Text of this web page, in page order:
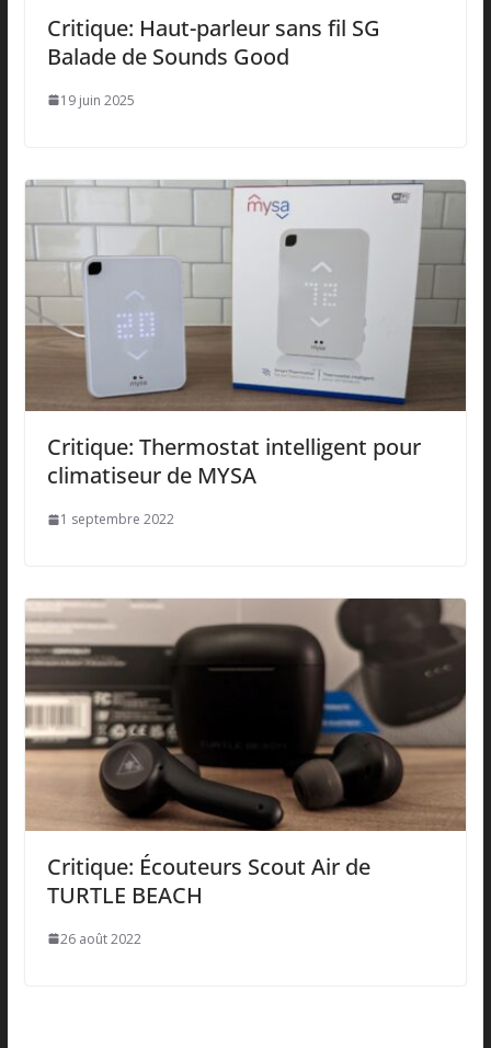
Critique: Haut-parleur sans fil SG
Balade de Sounds Good
19 juin 2025
Critique: Thermostat intelligent pour
climatiseur de MYSA
1 septembre 2022
Critique: Écouteurs Scout Air de
TURTLE BEACH
26 août 2022